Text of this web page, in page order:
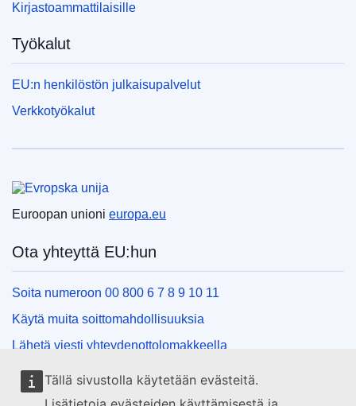
Tällä sivustolla käytetään evästeitä.
Kirjastoammattilaisille
Työkalut
EU:n henkilöstön julkaisupalvelut
Verkkotyökalut
Euroopan unioni
Euroopan unioni europa.eu
Ota yhteyttä EU:hun
Soita numeroon 00 800 6 7 8 9 10 11
Käytä muita soittomahdollisuuksia
Lähetä viesti yhteydenottolomakkeella
Käy EU:n tiedotuspisteessä